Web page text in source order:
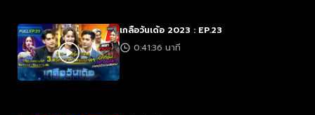
เกลือวันเด้อ 2023 : EP.23
0:41:36 นาที